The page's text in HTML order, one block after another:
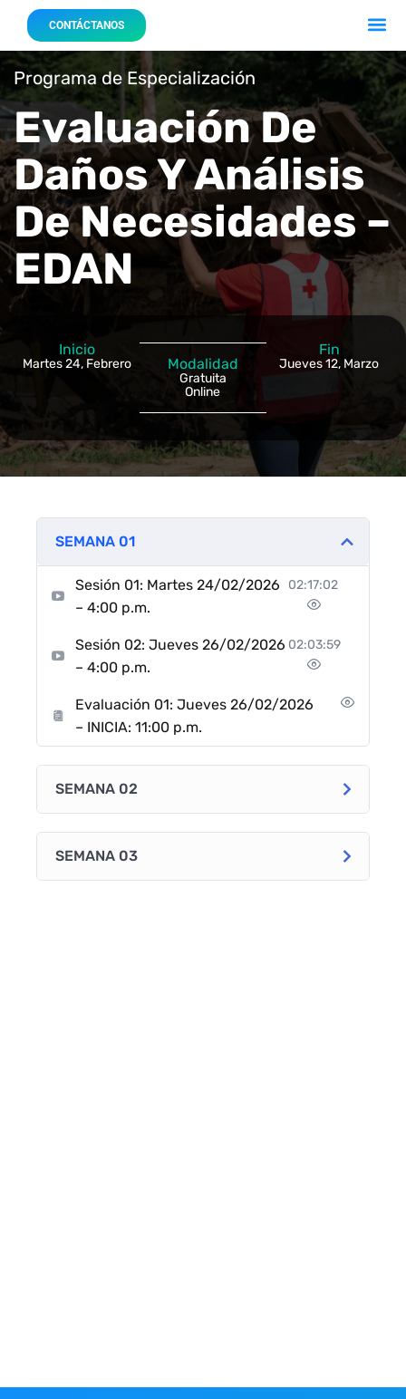
CONTÁCTANOS
Programa de Especialización
Evaluación De
Daños Y Análisis
De Necesidades –
EDAN
Inicio
Martes 24, Febrero Modalidad
Gratuita
Online
Fin
Jueves 12, Marzo
SEMANA 01
Sesión 01: Martes 24/02/2026
– 4:00 p.m.
02:17:02
Sesión 02: Jueves 26/02/2026
– 4:00 p.m.
02:03:59
Evaluación 01: Jueves 26/02/2026
– INICIA: 11:00 p.m.
SEMANA 02
SEMANA 03